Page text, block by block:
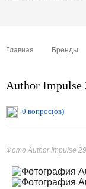
Главная Бренды
Author Impulse
0 вопрос(ов)
Фото Author Impulse